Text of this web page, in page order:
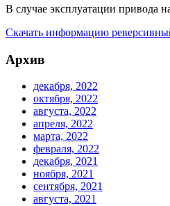
В случае эксплуатации привода
Скачать информацию
Архив
декабря, 2022
октября, 2022
августа, 2022
апреля, 2022
марта, 2022
февраля, 2022
декабря, 2021
ноября, 2021
сентября, 2021
августа, 2021